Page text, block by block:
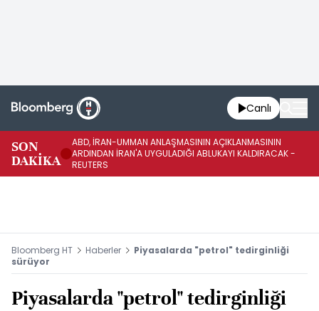
Canlı
SON
DAKİKA
ABD, İRAN-UMMAN ANLAŞMASININ AÇIKLANMASININ
ARDINDAN İRAN'A UYGULADIĞI ABLUKAYI KALDIRACAK -
REUTERS
Bloomberg HT Haberler
Piyasalarda "petrol" tedirginliği
sürüyor
Piyasalarda "petrol" tedirginliği